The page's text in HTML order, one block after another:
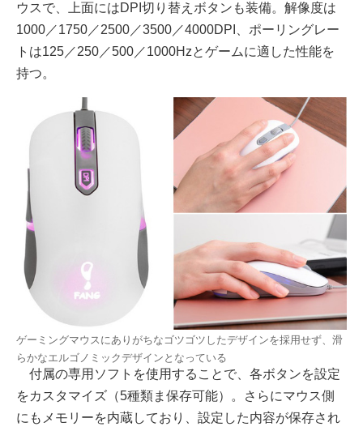
ウスで、上面にはDPI切り替えボタンも装備。解像度は
1000／1750／2500／3500／4000DPI、ポーリングレー
トは125／250／500／1000Hzとゲームに適した性能を
持つ。
ゲーミングマウスにありがちなゴツゴツしたデザインを採用せず、滑
らかなエルゴノミックデザインとなっている
付属の専用ソフトを使用することで、各ボタンを設定
をカスタマイズ（5種類ま保存可能）。さらにマウス側
にもメモリーを内蔵しており、設定した内容が保存され